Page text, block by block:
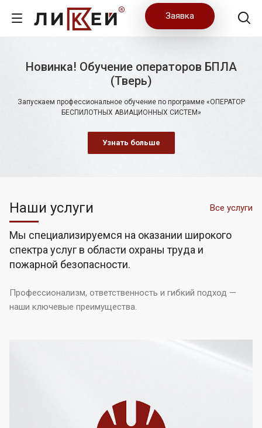
Заявка
Новинка! Обучение операторов БПЛА
(Тверь)
Запускаем профессиональное обучение по программе «ОПЕРАТОР
БЕСПИЛОТНЫХ АВИАЦИОННЫХ СИСТЕМ»
Узнать больше
Все услуги
Наши услуги
Мы специализируемся на оказании широкого
спектра услуг в области охраны труда и
пожарной безопасности.
Профессионализм, ответственность и гибкий подход —
наши ключевые преимущества.